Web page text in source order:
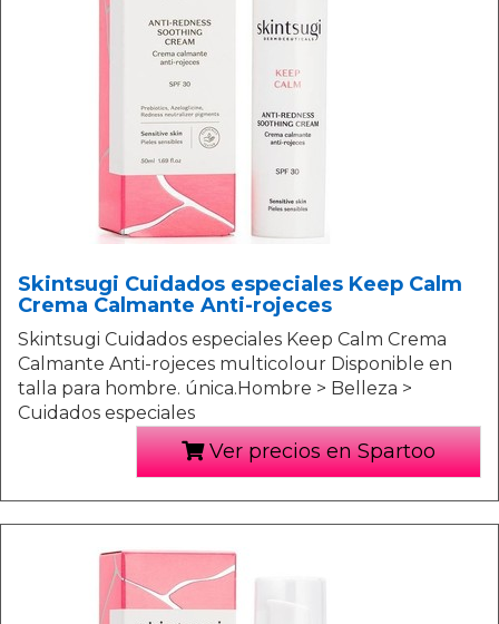
Skintsugi Cuidados especiales Keep Calm
Crema Calmante Anti-rojeces
Skintsugi Cuidados especiales Keep Calm Crema
Calmante Anti-rojeces multicolour Disponible en
talla para hombre. única.Hombre > Belleza >
Cuidados especiales
Ver precios en Spartoo